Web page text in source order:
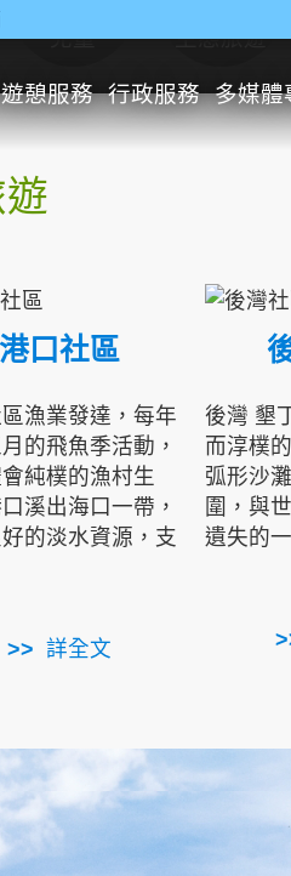
遊憩服務 行政服務 多媒體
兒童 生態旅遊
港口社區
漁業發達，每年
的飛魚季活動，
純樸的漁村生
溪出海口一帶，
的淡水資源，支
詳全文
後灣 墾
而淳樸
弧形沙
圍，與
遺失的